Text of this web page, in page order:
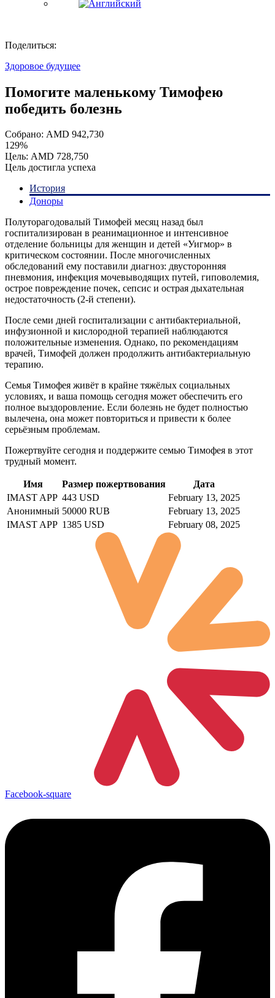
Поделиться:
Здоровое будущее
Помогите маленькому Тимофею
победить болезнь
Собрано: AMD 942,730
129%
Цель: AMD 728,750
Цель достигла успеха
История
Доноры
Полуторагодовалый Тимофей месяц назад был
госпитализирован в реанимационное и интенсивное
отделение больницы для женщин и детей «Уигмор» в
критическом состоянии. После многочисленных
обследований ему поставили диагноз: двусторонняя
пневмония, инфекция мочевыводящих путей, гиповолемия,
острое повреждение почек, сепсис и острая дыхательная
недостаточность (2-й степени).
После семи дней госпитализации с антибактериальной,
инфузионной и кислородной терапией наблюдаются
положительные изменения. Однако, по рекомендациям
врачей, Тимофей должен продолжить антибактериальную
терапию.
Семья Тимофея живёт в крайне тяжёлых социальных
условиях, и ваша помощь сегодня может обеспечить его
полное выздоровление. Если болезнь не будет полностью
вылечена, она может повториться и привести к более
серьёзным проблемам.
Пожертвуйте сегодня и поддержите семью Тимофея в этот
трудный момент.
Имя Размер пожертвования
Дата
IMAST APP 443 USD
February 13, 2025
Анонимный 50000 RUB
February 13, 2025
IMAST APP 1385 USD February 08, 2025
Facebook-square